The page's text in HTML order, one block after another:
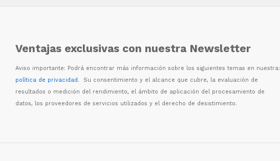
Ventajas exclusivas con nuestra Newsletter
Aviso importante: Podrá encontrar más información sobre los siguientes temas en nuestra:
política de privacidad. Su consentimiento y el alcance que cubre, la evaluación de
resultados o medición del rendimiento, el ámbito de aplicación del procesamiento de
datos, los proveedores de servicios utilizados y el derecho de desistimiento.